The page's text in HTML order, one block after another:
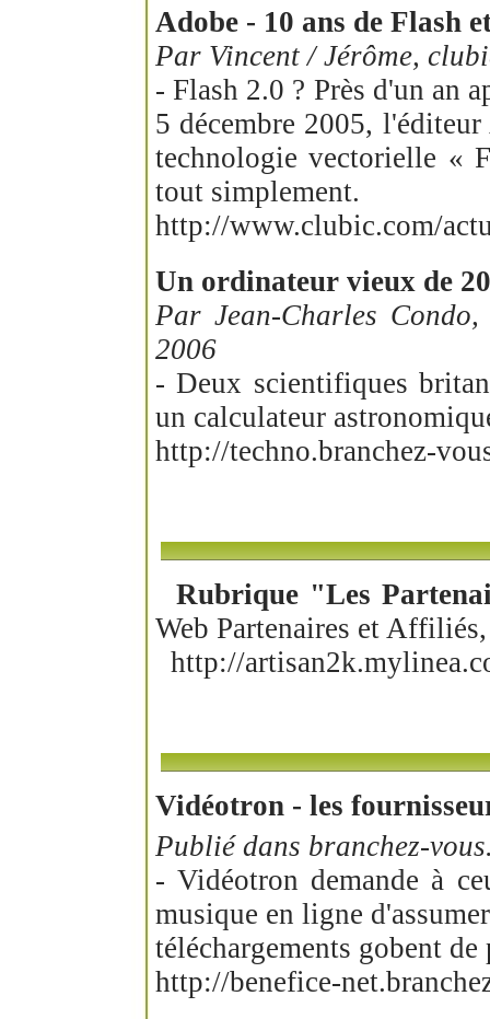
Adobe - 10 ans de Flash
Par Vincent / Jérôme,
- Flash 2.0 ? Près d'un an
5 décembre 2005,
technologie vectorielle «
tout simplement.
http://www.clubic.com/
Un ordinateur vieux de
Par Jean-Charles
2006
- Deux scientifiques
un calculateur
http://techno.branchez-
Rubrique "Les
Web Partenaires et
http://
Vidéotron - les
Publié dans branchez-
- Vidéotron demande à
musique en ligne
téléchargements gobent
http://benefice-